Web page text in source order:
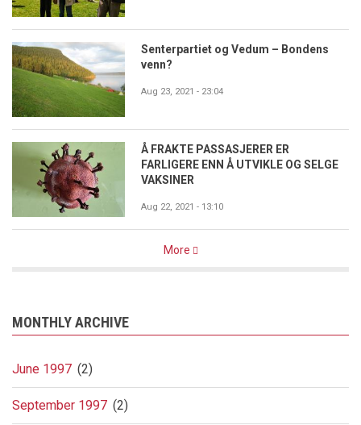
Senterpartiet og Vedum – Bondens
venn?
Aug 23, 2021 - 23:04
Å FRAKTE PASSASJERER ER
FARLIGERE ENN Å UTVIKLE OG SELGE
VAKSINER
Aug 22, 2021 - 13:10
More
MONTHLY ARCHIVE
June 1997 (2)
September 1997 (2)